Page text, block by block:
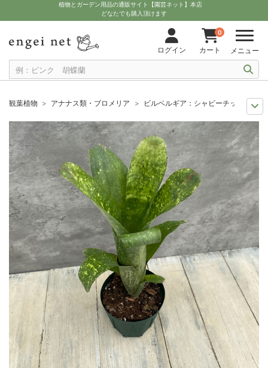
植物とガーデン用品の通販サイト【園芸ネット】本店
どなたでも購入頂けます
ログイン
0
カート メニュー
観葉植物 アナナス類・ブロメリア
ビルベルギア：シャビーチック 3.5
観葉植物特集
室内で花を楽しむ『花観葉』 ビルベルギア：シャビーチ